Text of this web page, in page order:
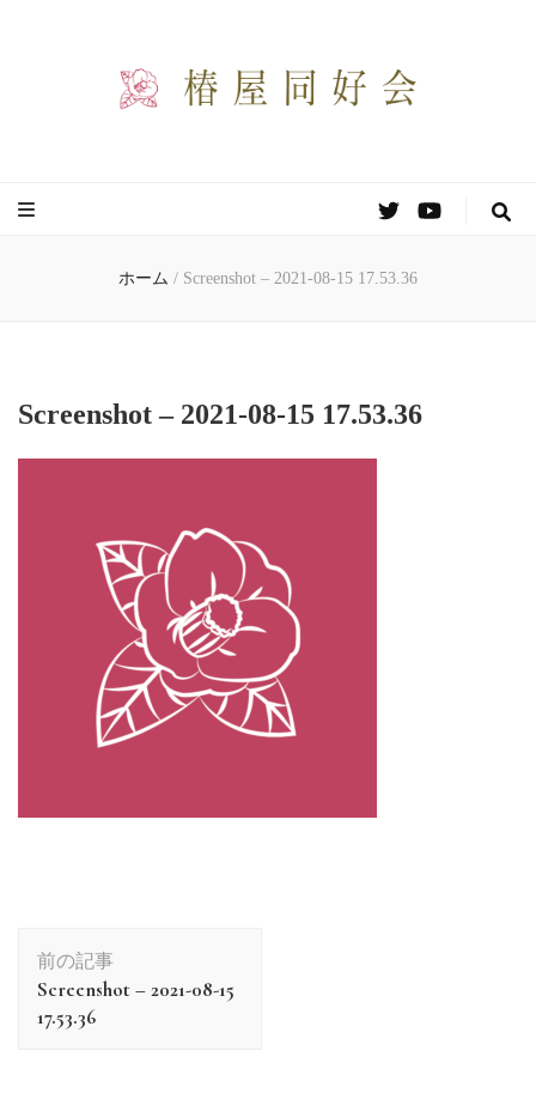
ホーム / Screenshot – 2021-08-15 17.53.36
Screenshot – 2021-08-15 17.53.36
前の記事
Screenshot – 2021-08-15
17.53.36